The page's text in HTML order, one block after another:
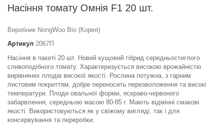
Насіння томату Омнія F1 20 шт.
Виробник NongWoo Bio (Корея)
Артикул 2067П
Насіння в пакеті 20 шт. Новий кущовий гібрид середньостиглого
сливоподібного томату. Характеризується високою врожайністю
вирівняних плодів високої якості. Рослина потужна, з гарним
листовим покриттям, добре переносить перезволоження та високі
температури. Плоди овальної форми, яскраво-червоного
забарвлення, середньою масою 80-85 г. Мають відмінні смакові
якості. Використовуються як у свіжому вигляді, так і для
консервування та переробки.